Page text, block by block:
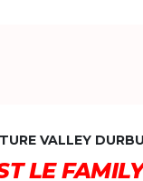
VALLEY
LE